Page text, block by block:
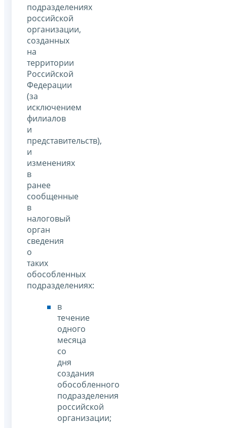
подразделениях
российской
организации,
созданных
на
территории
Российской
Федерации
(за
исключением
филиалов
и
представительств),
и
изменениях
в
ранее
сообщенные
в
налоговый
орган
сведения
о
таких
обособленных
подразделениях:
в
течение
одного
месяца
со
дня
создания
обособленного
подразделения
российской
организации;